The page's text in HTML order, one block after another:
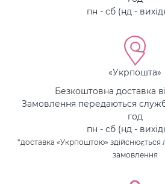
пн - сб (нд -
«Укрпошта»
Безкоштовна доставка
Замовлення передаються
год
пн - сб (нд -
*доставка «Укрпоштою» здійснюється
замовлення